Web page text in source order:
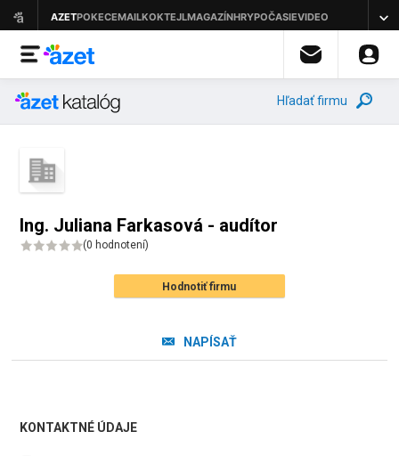
Hľadať firmu
Ing. Juliana Farkasová - audítor
(0 hodnotení)
Hodnotiť firmu
NAPÍSAŤ
KONTAKTNÉ ÚDAJE